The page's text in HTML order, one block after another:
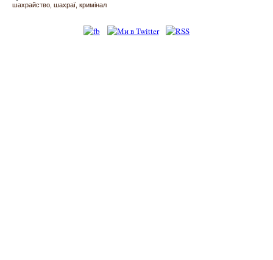
шахрайство шахраї кримінал